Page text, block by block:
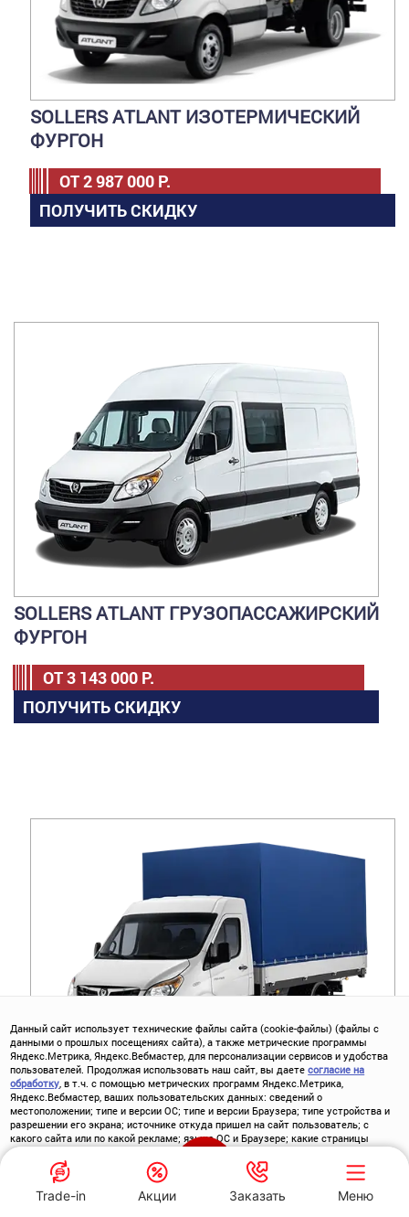
SOLLERS ATLANT ИЗОТЕРМИЧЕСКИЙ
ФУРГОН
ОТ2 987 000 Р.
ПОЛУЧИТЬ СКИДКУ
SOLLERS ATLANT ГРУЗОПАССАЖИРСКИЙ
ФУРГОН
ОТ3 143 000 Р.
ПОЛУЧИТЬ СКИДКУ
SOLLERS ATLANT БОРТОВОЙ
ОТ 2 710 000Р.
ПОЛУЧИТЬ СКИДКУ
Данный сайт использует технические файлы сайта (cookie-файлы) (файлы с
данными о прошлых посещениях сайта), а также метрические программы
Яндекс.Метрика, Яндекс.Вебмастер, для персонализации сервисов и удобства
пользователей. Продолжая использовать наш сайт, вы даетесогласие на
обработку , в т.ч. с помощью метрических программ Яндекс.Метрика,
Яндекс.Вебмастер, ваших пользовательских данных: сведений о
местоположении; типе и версии ОС; типе и версии Браузера; типе устройства и
разрешении его экрана; источнике откуда пришел на сайт пользователь; с
какого сайта или по какой рекламе; языке ОС и Браузере; какие страницы
открывает и на какие кнопки нажимает пользователь; ip-адрес.
Trade-in Акции Заказать Меню